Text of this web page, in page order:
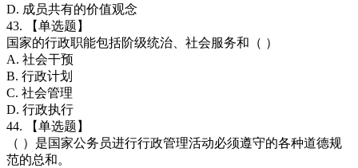
D. 成员共有的价值观念
43. 【单选题】
国家的行政职能包括阶级统治、社会服务和（ ）
A. 社会干预
B. 行政计划
C. 社会管理
D. 行政执行
44. 【单选题】
（ ）是国家公务员进行行政管理活动必须遵守的各种道德规
范的总和。